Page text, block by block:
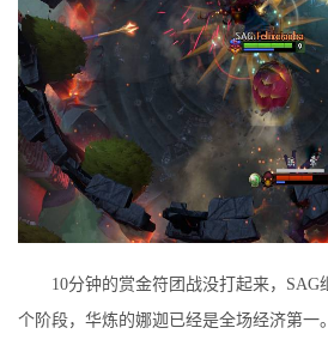
10分钟的赏金符团战没打起来，SAG
个阶段，华炼的娜迦已经是全场经济第一